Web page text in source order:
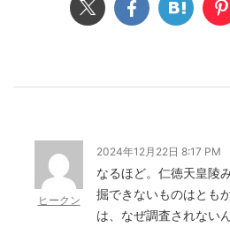
ヒークン
2024年12月22日 8:17 PM
なるほど。仁徳天皇陵
掘できないものはとも
は、なぜ調査されない